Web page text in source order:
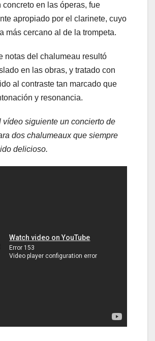
concreto en las óperas, fue
apropiado por el clarinete, cuyo
más cercano al de la trompeta.
notas del chalumeau resultó
en las obras, y tratado con
al contraste tan marcado que
y resonancia.
vídeo siguiente un concierto de
dos chalumeaux que siempre
delicioso.